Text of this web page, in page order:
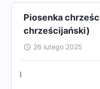
Piosenka
chrześcijański)
26 lutego 2025
I